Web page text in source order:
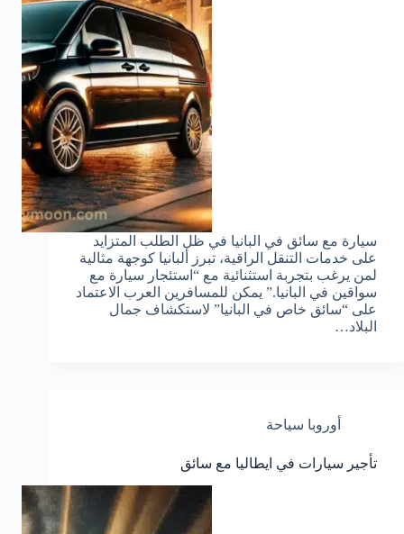
سيارة مع سائق في البانيا في ظل الطلب المتزايد
على خدمات التنقل الراقية، تبرز ألبانيا كوجهة مثالية
لمن يرغب بتجربة استثنائية مع “استئجار سيارة مع
سواقين في البانيا.” يمكن للمسافرين العرب الاعتماد
على “سائق خاص في البانيا” لاستكشاف جمال
البلاد…
أوروبا سياحة
تأجير سيارات في ايطاليا مع سائق